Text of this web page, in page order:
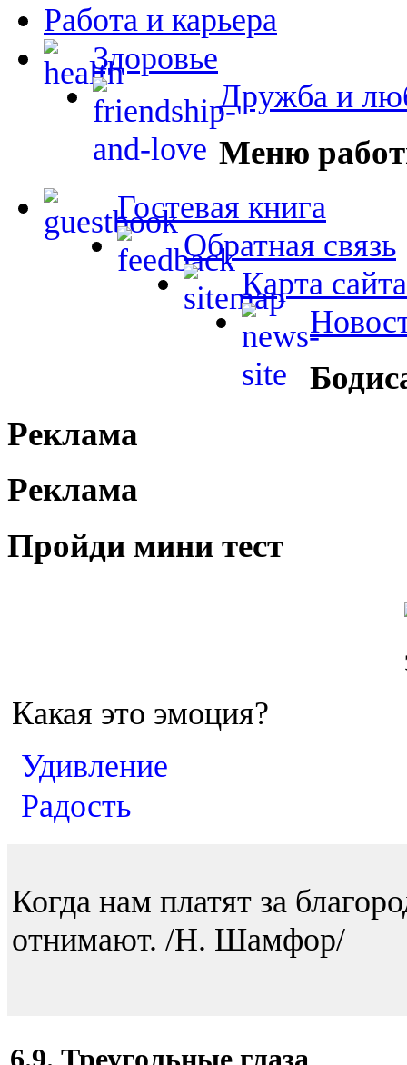
Работа и карьера
Здоровье
Дружба и
Меню
Гостевая книга
Обратная связь
Карта сайта
Реклама
Реклама
Пройди мини тест
Какая это эмоция?
Удивление
Радость
Когда нам платят за
отнимают. /Н. Шамфор/